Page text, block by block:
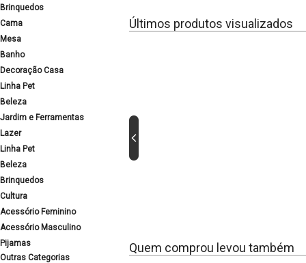
Brinquedos
Cama
Mesa
Banho
Decoração Casa
Linha Pet
Beleza
Jardim e Ferramentas
Lazer
Linha Pet
Beleza
Brinquedos
Cultura
Acessório Feminino
Acessório Masculino
Pijamas
Outras Categorias
Últimos produtos visualizados
Quem comprou levou também